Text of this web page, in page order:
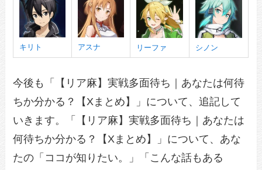
キリト アスナ リーファ シノン
今後も「【リア麻】実戦多面待ち｜あなたは何待
ちか分かる？【Xまとめ】」について、追記して
いきます。「【リア麻】実戦多面待ち｜あなたは
何待ちか分かる？【Xまとめ】」について、あな
たの「ココが知りたい。」「こんな話もある